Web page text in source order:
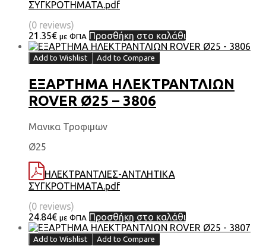
ΣΥΓΚΡΟΤΗΜΑΤΑ.pdf
(0 reviews)
21.35€ με ΦΠΑ Προσθήκη στο καλάθι
Add to Wishlist Add to Compare
ΕΞΑΡΤΗΜΑ HΛΕΚΤΡΑΝΤΛΙΩΝ
ROVER Ø25 – 3806
Μανικα Τροφιμων
Ø25
ΗΛΕΚΤΡΑΝΤΛΙΕΣ-ΑΝΤΛΗΤΙΚΑ
ΣΥΓΚΡΟΤΗΜΑΤΑ.pdf
(0 reviews)
24.84€ με ΦΠΑ Προσθήκη στο καλάθι
Add to Wishlist Add to Compare